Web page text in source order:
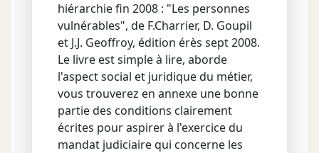
hiérarchie fin 2008 : "Les personnes
vulnérables", de F.Charrier, D. Goupil
et J.J. Geoffroy, édition érès sept 2008.
Le livre est simple à lire, aborde
l'aspect social et juridique du métier,
vous trouverez en annexe une bonne
partie des conditions clairement
écrites pour aspirer à l'exercice du
mandat judiciaire qui concerne les